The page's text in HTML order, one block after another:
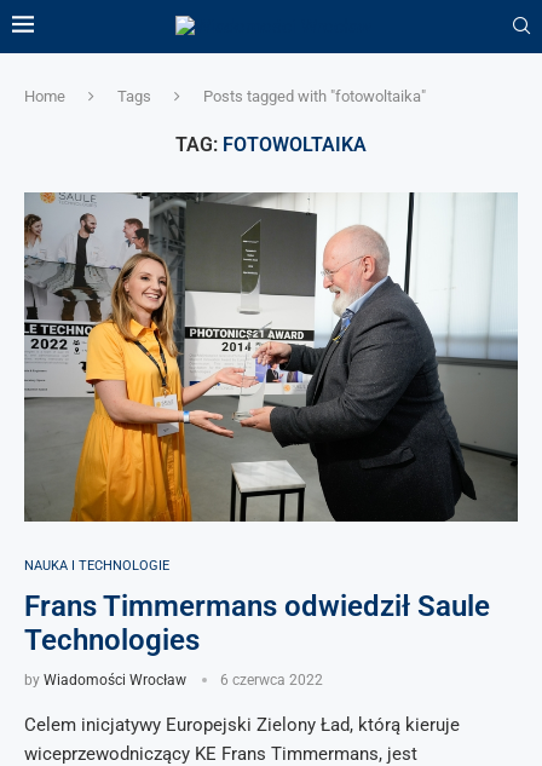
Home Tags Posts tagged with "fotowoltaika"
TAG: FOTOWOLTAIKA
NAUKA I TECHNOLOGIE
Frans Timmermans odwiedził Saule
Technologies
by Wiadomości Wrocław 6 czerwca 2022
Celem inicjatywy Europejski Zielony Ład, którą kieruje
wiceprzewodniczący KE Frans Timmermans, jest